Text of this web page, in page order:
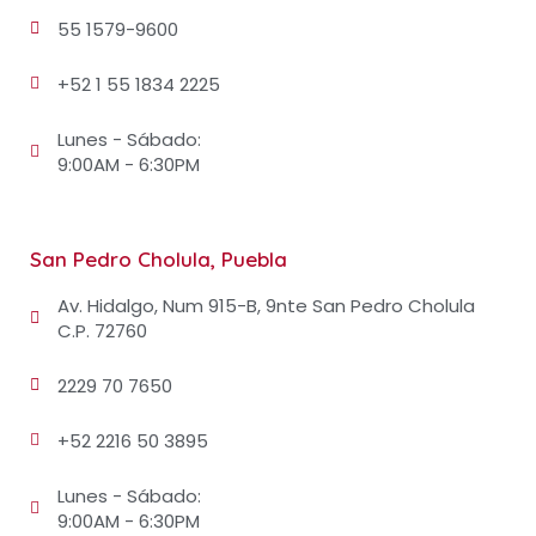
55 1579-9600
+52 1 55 1834 2225
Lunes - Sábado:
9:00AM - 6:30PM
San Pedro Cholula, Puebla
Av. Hidalgo, Num 915-B, 9nte San Pedro Cholula
C.P. 72760
2229 70 7650
+52 2216 50 3895
Lunes - Sábado:
9:00AM - 6:30PM